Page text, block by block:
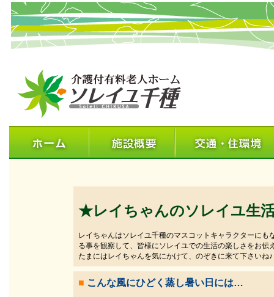
★レイちゃんのソレイユ生
レイちゃんはソレイユ千種のマスコットキャラクターに
る事を観察して、皆様にソレイユでの生活の楽しさをお伝
たまにはレイちゃんを気にかけて、のぞきに来て下さいね♪
■ こんな風にひどく蒸し暑い日には…